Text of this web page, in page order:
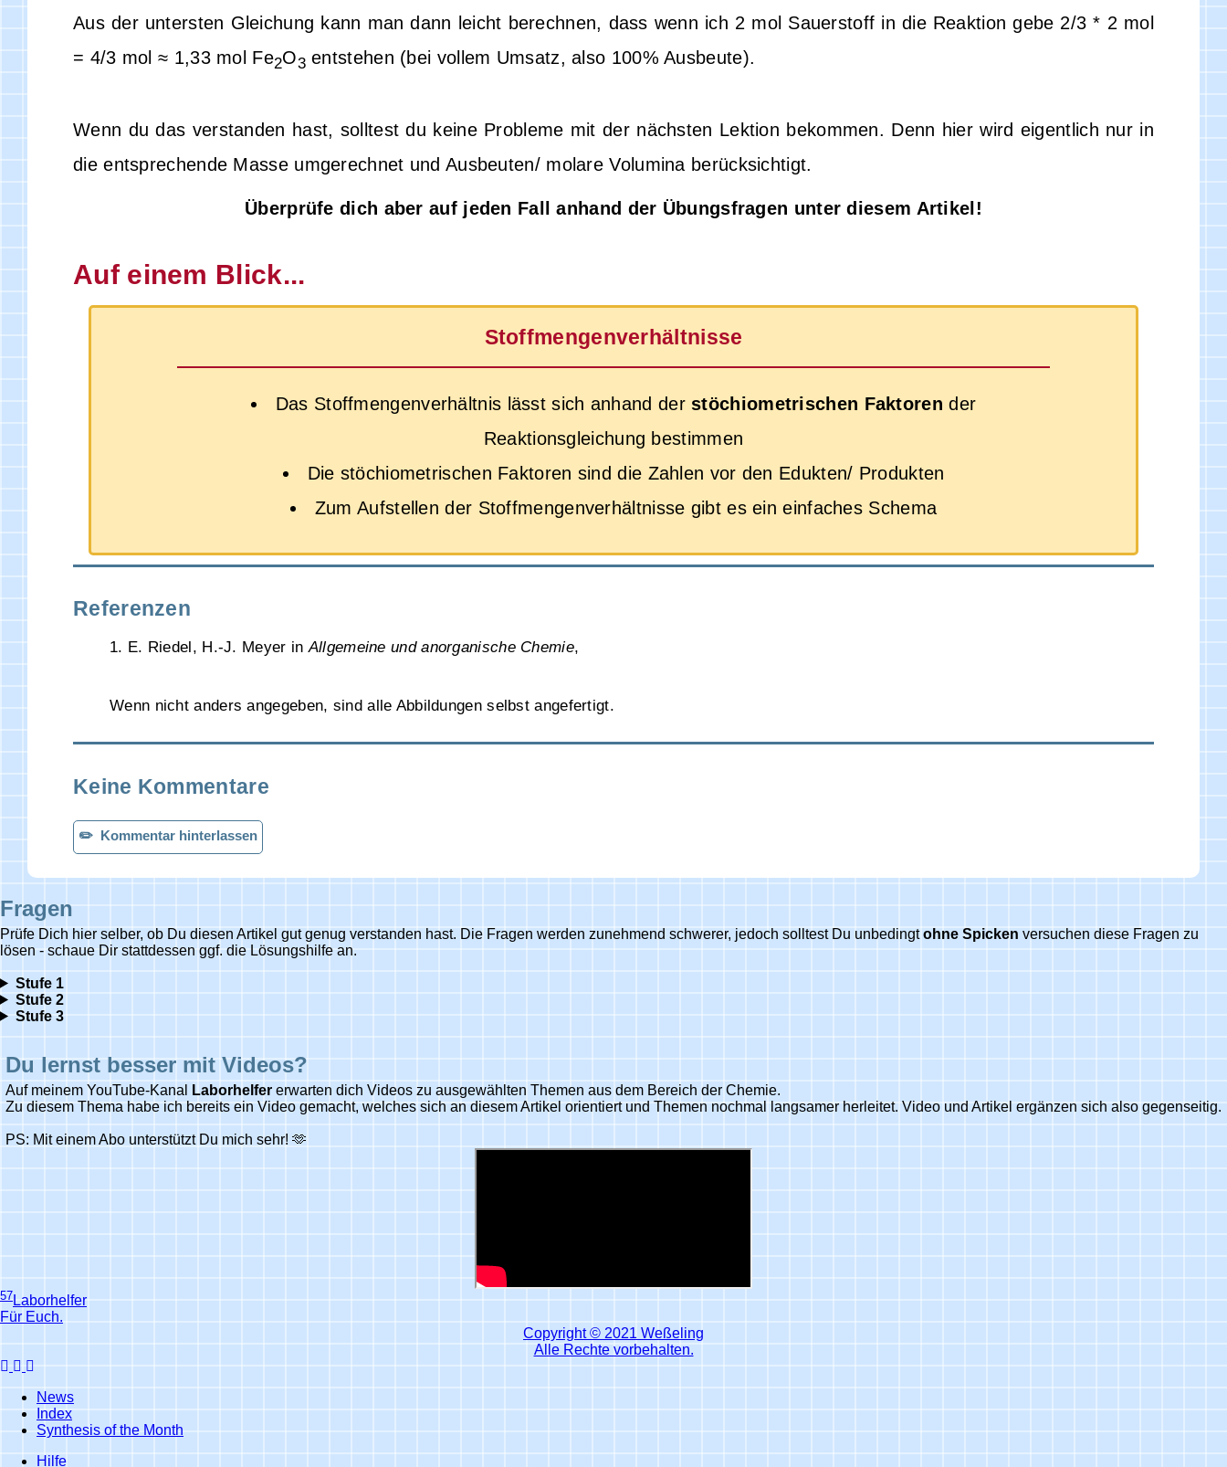
Aus der untersten Gleichung kann man dann leicht berechnen, dass wenn ich 2 mol Sauerstoff in die Reaktion gebe 2/3 * 2 mol
= 4/3 mol ≈ 1,33 mol Fe2O3entstehen (bei vollem Umsatz, also 100% Ausbeute).
Wenn du das verstanden hast, solltest du keine Probleme mit der nächsten Lektion bekommen. Denn hier wird eigentlich nur in
die entsprechende Masse umgerechnet und Ausbeuten/ molare Volumina berücksichtigt.
Überprüfe dich aber auf jeden Fall anhand der Übungsfragen unter diesem Artikel!
Auf einem Blick...
Stoffmengenverhältnisse
Das Stoffmengenverhältnis lässt sich anhand derstöchiometrischen Faktoren der
Reaktionsgleichung bestimmen
Die stöchiometrischen Faktoren sind die Zahlen vor den Edukten/ Produkten
Zum Aufstellen der Stoffmengenverhältnisse gibt es ein einfaches Schema
Referenzen
1. E. Riedel, H.-J. Meyer inAllgemeine und anorganische Chemie,
Wenn nicht anders angegeben, sind alle Abbildungen selbst angefertigt.
Keine Kommentare
✏️ Kommentar hinterlassen
Fragen
Prüfe Dich hier selber, ob Du diesen Artikel gut genug verstanden hast. Die Fragen werden zunehmend schwerer, jedoch solltest Du unbedingtohne Spicken versuchen diese Fragen zu
lösen - schaue Dir stattdessen ggf. die Lösungshilfe an.
Stufe 1
Stufe 2
Stufe 3
Du lernst besser mit Videos?
Auf meinem YouTube-Kanal Laborhelfer erwarten dich Videos zu ausgewählten Themen aus dem Bereich der Chemie.
Zu diesem Thema habe ich bereits ein Video gemacht, welches sich an diesem Artikel orientiert und Themen nochmal langsamer herleitet. Video und Artikel ergänzen sich also gegenseitig.
PS: Mit einem Abo unterstützt Du mich sehr! 🫶
57 Laborhelfer
Für Euch.
Copyright © 2021 Weßeling
Alle Rechte vorbehalten.
News
Index
Synthesis of the Month
Hilfe